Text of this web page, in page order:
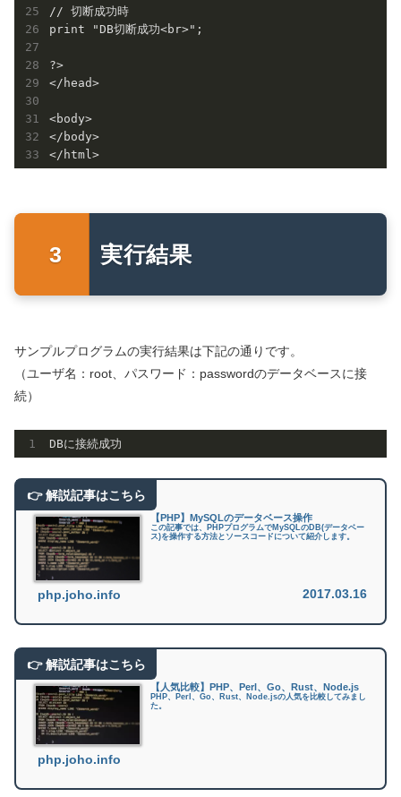
// 切断成功時
print "DB切断成功<br>";
?>
</head>
<body>
</body>
実行結果
サンプルプログラムの実行結果は下記の通りです。
（ユーザ名：root、パスワード：passwordのデータベースに接
続）
【PHP】MySQLのデータベース操作
この記事では、PHPプログラムでMySQLのDB(データベー
ス)を操作する方法とソースコードについて紹介します。
php.joho.info 2017.03.16
【人気比較】PHP、Perl、Go、Rust、Node.js
PHP、Perl、Go、Rust、Node.jsの人気を比較してみまし
た。
php.joho.info